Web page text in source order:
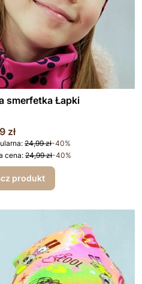
smerfetka Łapki
promocyjna
zł
24,99 zł-40%
cena:24,99 zł-40%
produkt